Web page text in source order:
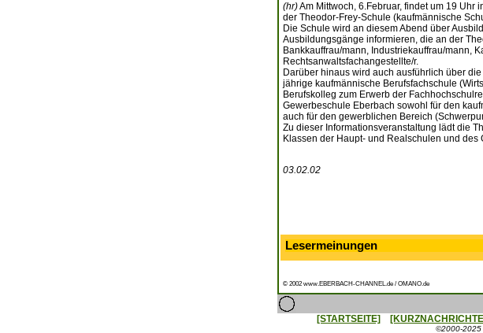
(hr)Am Mittwoch, 6.Februar, findet um 19 Uhr
der Theodor-Frey-Schule (kaufmännische
Die Schule wird an diesem Abend über
Ausbildungsgänge informieren, die an der
Bankkauffrau/mann, Industriekauffrau/mann,
Rechtsanwaltsfachangestellte/r.
Darüber hinaus wird auch ausführlich über
jährige kaufmännische Berufsfachschule
Berufskolleg zum Erwerb der
Gewerbeschule Eberbach sowohl für den
auch für den gewerblichen Bereich
Zu dieser Informationsveranstaltung lädt die
Klassen der Haupt- und Realschulen und
03.02.02
Lesermeinungen
© 2002 www.EBERBACH-CHANNEL.de / OMANO.de
[STARTSEITE]
©2000-2025